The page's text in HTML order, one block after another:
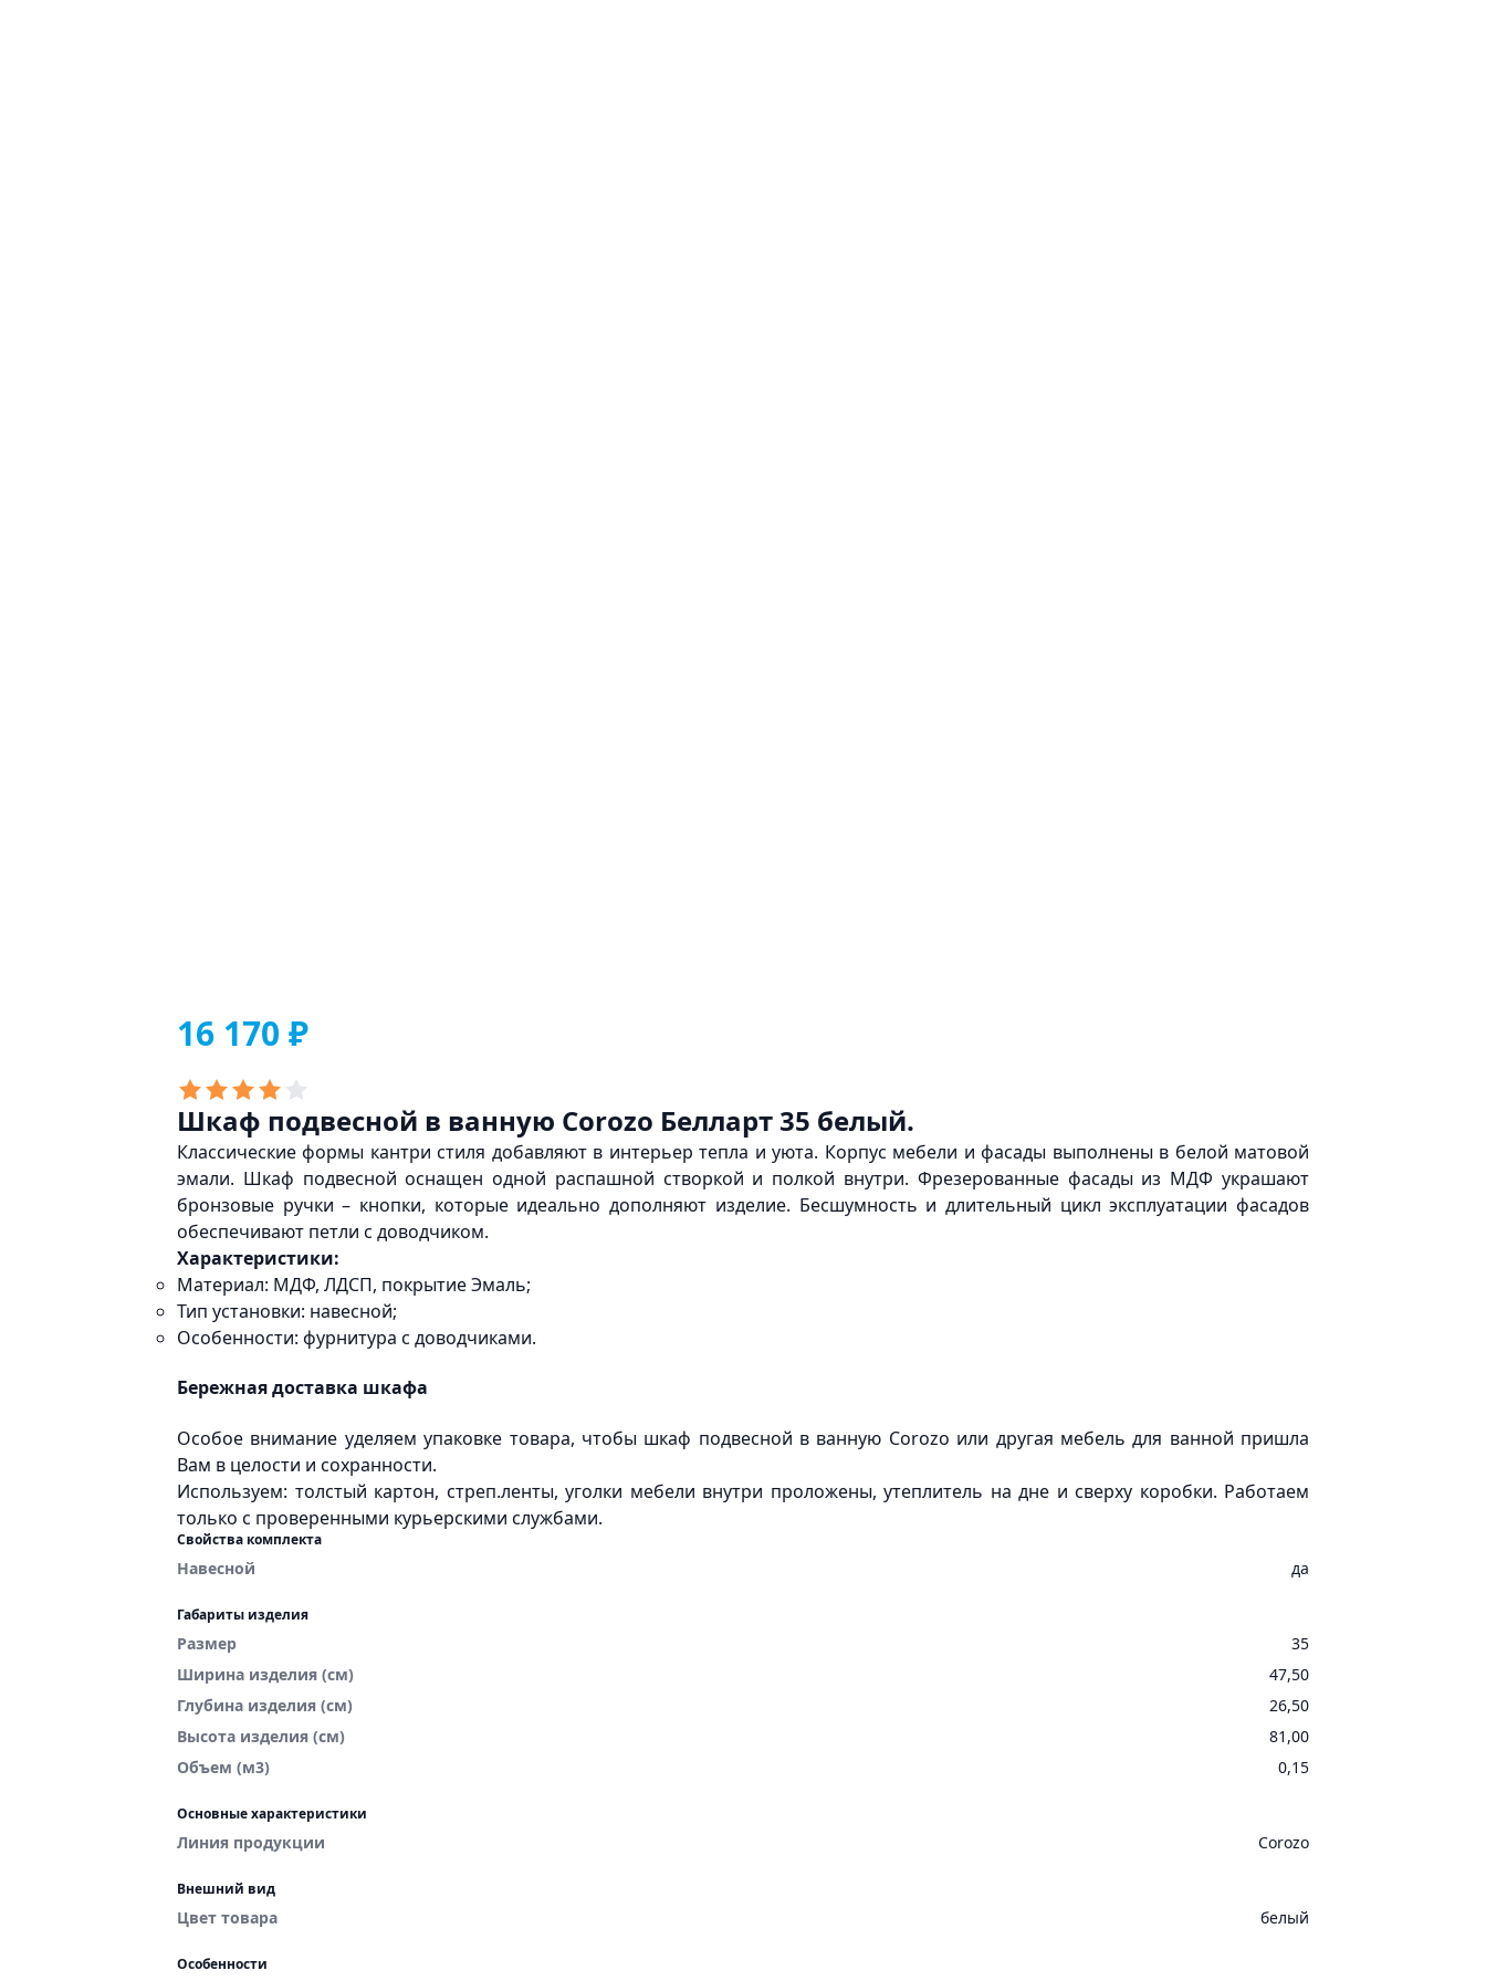
16 170 ₽
Шкаф подвесной в ванную Corozo Белларт 35 белый.
Классические формы кантри стиля добавляют в интерьер тепла и уюта. Корпус мебели и фасады выполнены в белой матовой
эмали. Шкаф подвесной оснащен одной распашной створкой и полкой внутри. Фрезерованные фасады из МДФ украшают
бронзовые ручки – кнопки, которые идеально дополняют изделие. Бесшумность и длительный цикл эксплуатации фасадов
обеспечивают петли с доводчиком.
Характеристики:
Материал: МДФ, ЛДСП, покрытие Эмаль;
Тип установки: навесной;
Особенности: фурнитура с доводчиками.
Бережная доставка шкафа
Особое внимание уделяем упаковке товара, чтобы шкаф подвесной в ванную Corozo или другая мебель для ванной пришла
Вам в целости и сохранности.
Используем: толстый картон, стреп.ленты, уголки мебели внутри проложены, утеплитель на дне и сверху коробки. Работаем
только с проверенными курьерскими службами.
Свойства комплекта
Навесной да
Габариты изделия
Размер
35
Ширина изделия (см)
47,50
Глубина изделия (см)
26,50
Высота изделия (см)
81,00
Объем (м3)
0,15
Основные характеристики
Линия продукции Corozo
Внешний вид
Цвет товара белый
Особенности